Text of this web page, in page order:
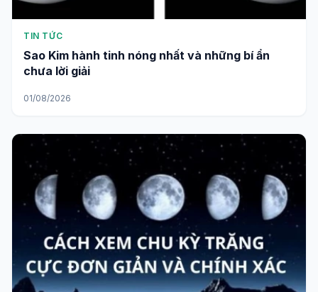
TIN TỨC
Sao Kim hành tinh nóng nhất và những bí ẩn
chưa lời giải
01/08/2026